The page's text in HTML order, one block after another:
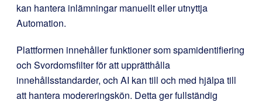
kan hantera inlämningar manuellt eller utnyttja
Automation.
Plattformen innehåller funktioner som spamidentifiering
och Svordomsfilter för att upprätthålla
innehållsstandarder, och AI kan till och med hjälpa till
att hantera modereringskön. Detta ger fullständig